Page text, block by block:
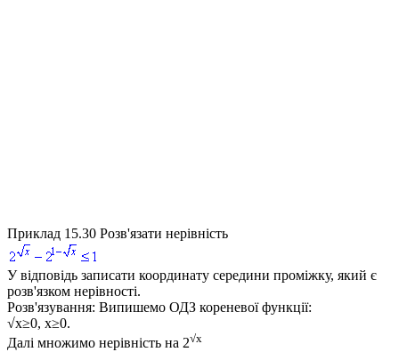
Приклад 15.30 Розв'язати нерівність
У відповідь записати координату середини проміжку, який є
розв'язком нерівності.
Розв'язування: Випишемо ОДЗ кореневої функції:
√x≥0, x≥0.
Далі множимо нерівність на 2√x